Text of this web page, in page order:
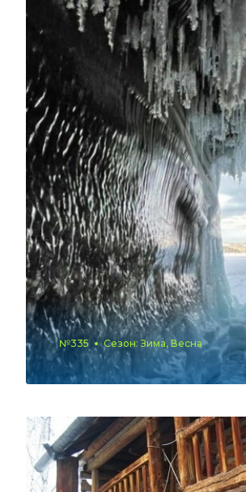
№335 Сезон: Зима, Весна